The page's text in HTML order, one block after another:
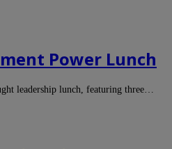
Power Lunch
leadership lunch, featuring three…